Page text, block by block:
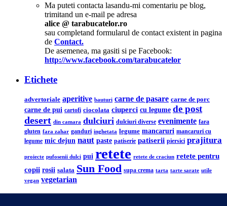
Ma puteti contacta lasandu-mi comentariu pe blog,
trimitand un e-mail pe adresa
alice @ tarabucatelor.ro
sau completand formularul de contact existent in pagina
de Contact.
De asemenea, ma gasiti si pe Facebook:
http://www.facebook.com/tarabucatelor
Etichete
advertoriale aperitive bauturi carne de pasare carne de porc
carne de pui cartofi ciocolata ciuperci cu legume de post
desert din camara dulciuri dulciuri diverse evenimente fara
gluten fara zahar ganduri inghetata legume mancaruri mancaruri cu
legume mic dejun naut paste patiserie patiserii piersici prajitura
proiecte pufosenii dulci pui retete retete de craciun retete pentru
copii rosii salata Sun Food supa crema tarta tarte sarate utile
vegan vegetarian